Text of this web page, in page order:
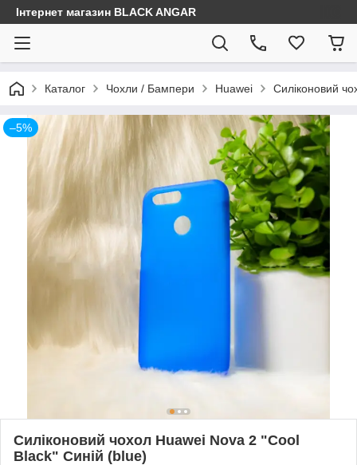
Інтернет магазин BLACK ANGAR
Каталог Чохли / Бампери Huawei Силіконовий
–5%
Силіконовий чохол Huawei Nova 2 "Cool
Black" Синій (blue)